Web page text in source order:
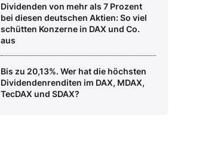
Dividenden von mehr als 7 Prozent
bei diesen deutschen Aktien: So viel
schütten Konzerne in DAX und Co.
aus
Bis zu 20,13%. Wer hat die höchsten
Dividendenrenditen im DAX, MDAX,
TecDAX und SDAX?